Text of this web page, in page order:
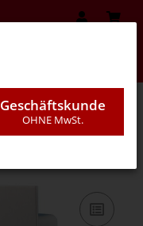
Geschäftskunde
OHNE MwSt.